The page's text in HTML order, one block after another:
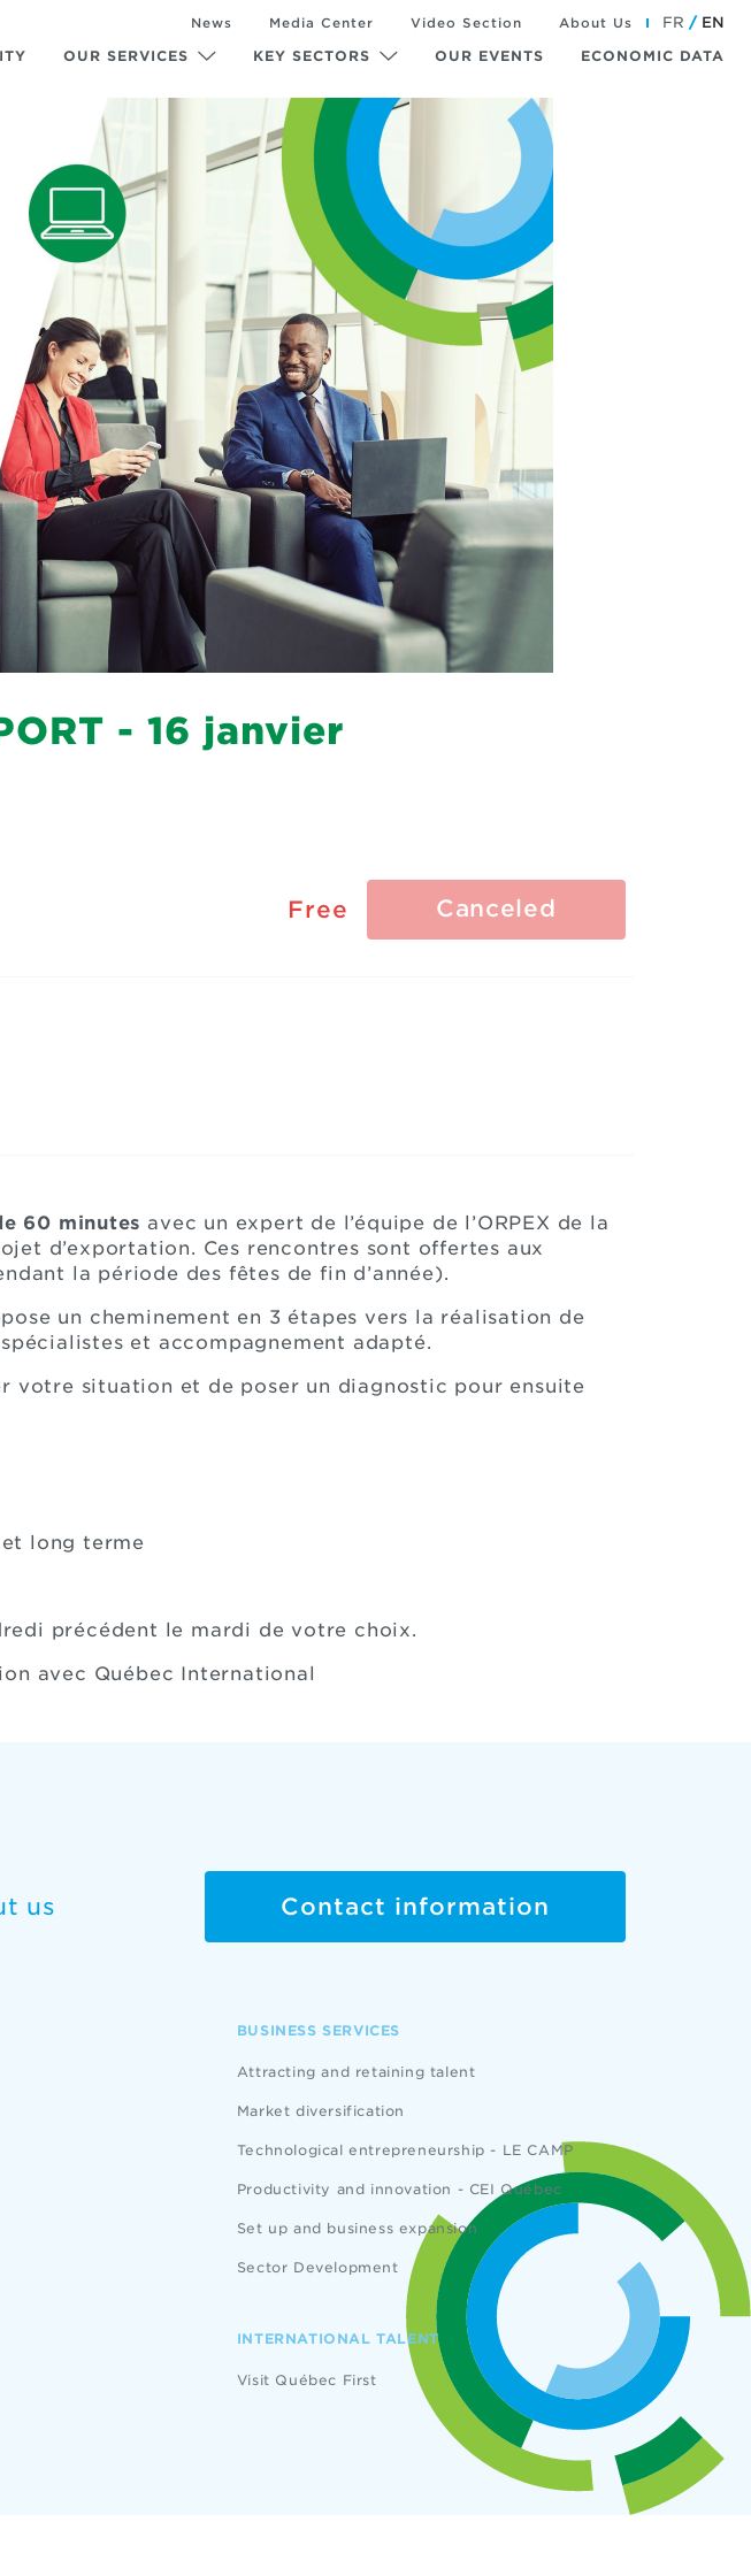
OUR SERVICES KEY SECTORS OUR EVENTS ECONOMIC DATA
News Media Center Video Section About Us FR EN
- 16 janvier
Free Canceled
60 minutes avec un expert de l’équipe de l’ORPEX de la
d’exportation. Ces rencontres sont offertes aux
la période des fêtes de fin d’année).
un cheminement en 3 étapes vers la réalisation de
et accompagnement adapté.
votre situation et de poser un diagnostic pour ensuite
long terme
précédent le mardi de votre choix.
avec Québec International
us Contact information
BUSINESS SERVICES
Attracting and retaining talent
Market diversification
Technological entrepreneurship - LE CAMP
Productivity and innovation - CEI Québec
Set up and business expansion
Sector Development
INTERNATIONAL TALENT
Visit Québec First